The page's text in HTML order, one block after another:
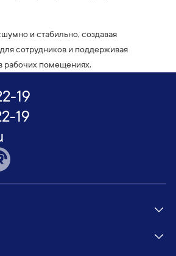
и стабильно, создавая
сотрудников и поддерживая
рабочих помещениях.
19
19